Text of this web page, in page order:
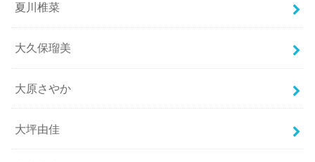
夏川椎菜
大久保瑠美
大原さやか
大坪由佳